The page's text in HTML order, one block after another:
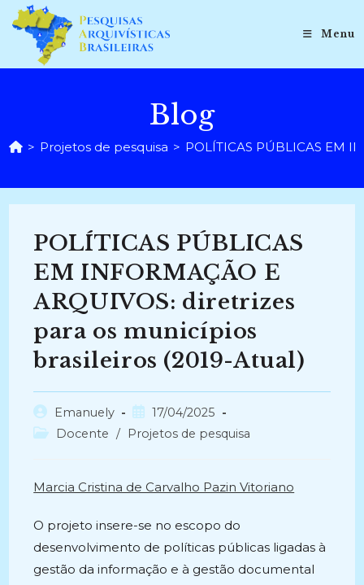
para
conteúdo
Menu
Blog
> Projetos de pesquisa > POLÍTICAS PÚBLICAS EM
POLÍTICAS PÚBLICAS
EM INFORMAÇÃO E
ARQUIVOS: diretrizes
para os municípios
brasileiros (2019-Atual)
Autor
do
Emanuely
Post
publicado:
17/04/2025
Categoria
Docente / Projetos de pesquisa
Marcia Cristina de Carvalho Pazin Vitoriano
O projeto insere-se no escopo do
desenvolvimento de políticas públicas ligadas à
gestão da informação e à gestão documental